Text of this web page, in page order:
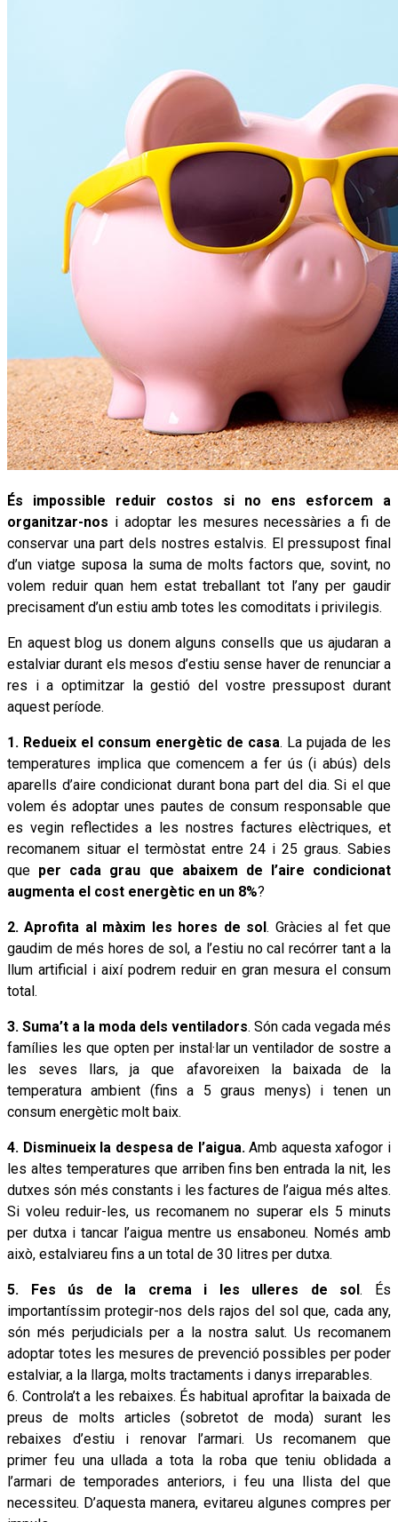
És impossible reduir costos si no ens esforcem a
organitzar-nos i adoptar les mesures necessàries a fi de
conservar una part dels nostres estalvis. El pressupost final
d’un viatge suposa la suma de molts factors que, sovint, no
volem reduir quan hem estat treballant tot l’any per gaudir
precisament d’un estiu amb totes les comoditats i privilegis.
En aquest blog us donem alguns consells que us ajudaran a
estalviar durant els mesos d’estiu sense haver de renunciar a
res i a optimitzar la gestió del vostre pressupost durant
aquest període.
1. Redueix el consum energètic de casa. La pujada de les
temperatures implica que comencem a fer ús (i abús) dels
aparells d’aire condicionat durant bona part del dia. Si el que
volem és adoptar unes pautes de consum responsable que
es vegin reflectides a les nostres factures elèctriques, et
recomanem situar el termòstat entre 24 i 25 graus. Sabies
que per cada grau que abaixem de l’aire condicionat
augmenta el cost energètic en un 8%?
2. Aprofita al màxim les hores de sol. Gràcies al fet que
gaudim de més hores de sol, a l’estiu no cal recórrer tant a la
llum artificial i així podrem reduir en gran mesura el consum
total.
3. Suma’t a la moda dels ventiladors. Són cada vegada més
famílies les que opten per instal·lar un ventilador de sostre a
les seves llars, ja que afavoreixen la baixada de la
temperatura ambient (fins a 5 graus menys) i tenen un
consum energètic molt baix.
4. Disminueix la despesa de l’aigua. Amb aquesta xafogor i
les altes temperatures que arriben fins ben entrada la nit, les
dutxes són més constants i les factures de l’aigua més altes.
Si voleu reduir-les, us recomanem no superar els 5 minuts
per dutxa i tancar l’aigua mentre us ensaboneu. Només amb
això, estalviareu fins a un total de 30 litres per dutxa.
5. Fes ús de la crema i les ulleres de sol. És
importantíssim protegir-nos dels rajos del sol que, cada any,
són més perjudicials per a la nostra salut. Us recomanem
adoptar totes les mesures de prevenció possibles per poder
estalviar, a la llarga, molts tractaments i danys irreparables.
6. Controla’t a les rebaixes. És habitual aprofitar la baixada de
preus de molts articles (sobretot de moda) surant les
rebaixes d’estiu i renovar l’armari. Us recomanem que
primerfeu una ullada a tota la roba que teniu oblidada a
l’armari de temporades anteriors, i feu una llista del que
necessiteu. D’aquesta manera, evitareu algunes compres per